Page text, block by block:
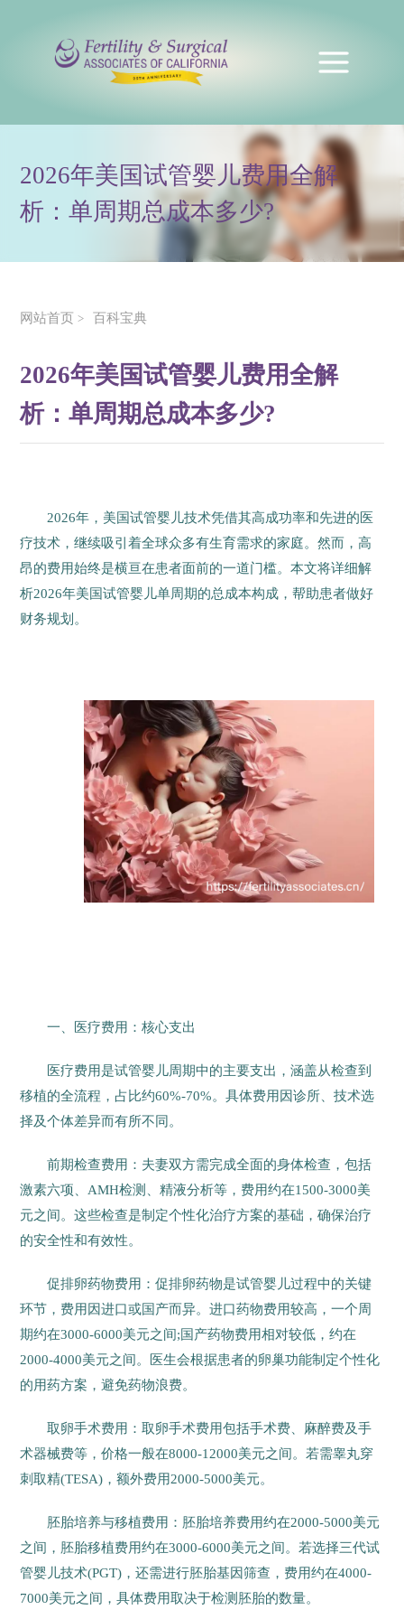
2026年美国试管婴儿费用全解
析：单周期总成本多少?
网站首页 > 百科宝典
2026年美国试管婴儿费用全解
析：单周期总成本多少?
2026年，美国试管婴儿技术凭借其高成功率和先进的医
疗技术，继续吸引着全球众多有生育需求的家庭。然而，高
昂的费用始终是横亘在患者面前的一道门槛。本文将详细解
析2026年美国试管婴儿单周期的总成本构成，帮助患者做好
财务规划。
一、医疗费用：核心支出
医疗费用是试管婴儿周期中的主要支出，涵盖从检查到
移植的全流程，占比约60%-70%。具体费用因诊所、技术选
择及个体差异而有所不同。
前期检查费用：夫妻双方需完成全面的身体检查，包括
激素六项、AMH检测、精液分析等，费用约在1500-3000美
元之间。这些检查是制定个性化治疗方案的基础，确保治疗
的安全性和有效性。
促排卵药物费用：促排卵药物是试管婴儿过程中的关键
环节，费用因进口或国产而异。进口药物费用较高，一个周
期约在3000-6000美元之间;国产药物费用相对较低，约在
2000-4000美元之间。医生会根据患者的卵巢功能制定个性化
的用药方案，避免药物浪费。
取卵手术费用：取卵手术费用包括手术费、麻醉费及手
术器械费等，价格一般在8000-12000美元之间。若需睾丸穿
刺取精(TESA)，额外费用2000-5000美元。
胚胎培养与移植费用：胚胎培养费用约在2000-5000美元
之间，胚胎移植费用约在3000-6000美元之间。若选择三代试
管婴儿技术(PGT)，还需进行胚胎基因筛查，费用约在4000-
7000美元之间，具体费用取决于检测胚胎的数量。